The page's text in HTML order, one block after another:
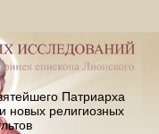
Патриарха
новых религиозных